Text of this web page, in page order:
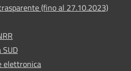
(fino al 27.10.2023)
elettronica